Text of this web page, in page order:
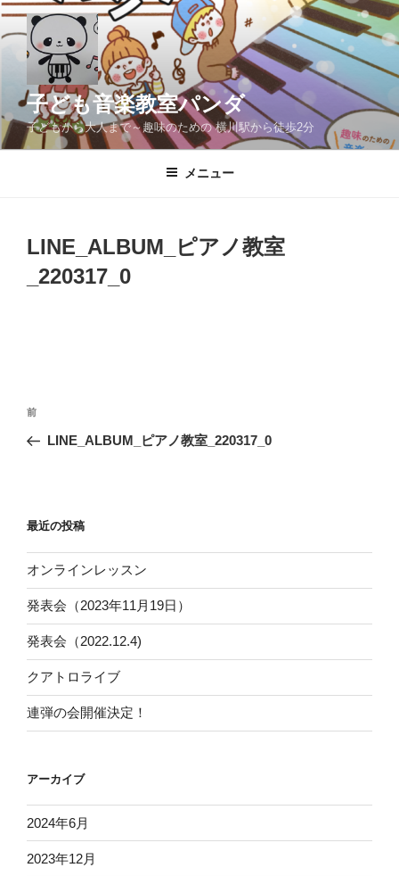
コ
ン
へ
ス
子ども音楽教室パンダ
子どもから大人まで～趣味のための 横川駅から徒歩2分
メニュー
LINE_ALBUM_ピアノ教室
_220317_0
投
ー
シ
ョ
ン
過
去
前
LINE_ALBUM_ピアノ教室_220317_0
最近の投稿
オンラインレッスン
発表会（2023年11月19日）
発表会（2022.12.4)
クアトロライブ
連弾の会開催決定！
アーカイブ
2024年6月
2023年12月